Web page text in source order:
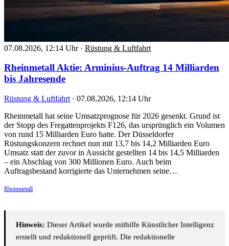
07.08.2026, 12:14 Uhr · Rüstung & Luftfahrt
Rheinmetall Aktie: Arminius-Auftrag 14 Milliarden
bis Jahresende
Rüstung & Luftfahrt · 07.08.2026, 12:14 Uhr
Rheinmetall hat seine Umsatzprognose für 2026 gesenkt. Grund ist
der Stopp des Fregattenprojekts F126, das ursprünglich ein Volumen
von rund 15 Milliarden Euro hatte. Der Düsseldorfer
Rüstungskonzern rechnet nun mit 13,7 bis 14,2 Milliarden Euro
Umsatz statt der zuvor in Aussicht gestellten 14 bis 14,5 Milliarden
– ein Abschlag von 300 Millionen Euro. Auch beim
Auftragsbestand korrigierte das Unternehmen seine…
Rheinmetall
Hinweis: Dieser Artikel wurde mithilfe Künstlicher Intelligenz
erstellt und redaktionell geprüft. Die redaktionelle